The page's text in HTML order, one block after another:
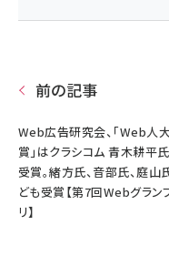
前の記事
Web広告研究会、「Web人
賞」はクラシコム 青木耕平
受賞。緒方氏、音部氏、庭山
ども受賞【第7回Webグラン
リ】